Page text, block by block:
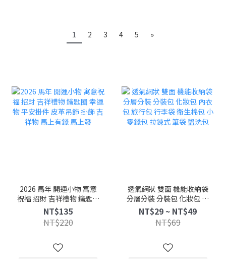
1 2 3 4 5 »
2026 馬年 開運小物 寓意
祝福 招財 吉祥禮物 鑰匙圈
幸運物 平安掛件 皮革吊飾
掛飾 吉祥物 馬上有錢 馬上
發
NT$135
NT$220
透氣網狀 雙面 機能收納袋
分層分裝 分裝包 化妝包 內
衣包 旅行包 行李袋 衛生棉
包 小零錢包 拉鍊式 筆袋
盥洗包
NT$29 ~ NT$49
NT$69